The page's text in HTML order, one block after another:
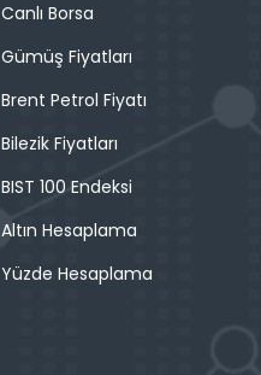
Canlı Borsa
Gümüş Fiyatları
Brent Petrol Fiyatı
Bilezik Fiyatları
BIST 100 Endeksi
Altın Hesaplama
Yüzde Hesaplama